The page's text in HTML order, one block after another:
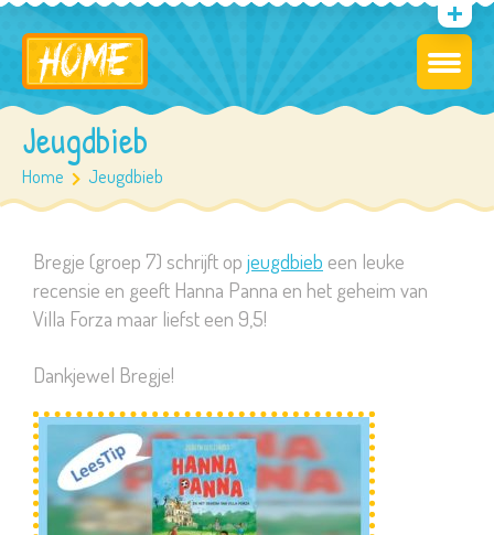
Jeugdbieb
Home Jeugdbieb
Bregje (groep 7) schrijft op jeugdbieb een leuke
recensie en geeft Hanna Panna en het geheim van
Villa Forza maar liefst een 9,5!
Dankjewel Bregje!